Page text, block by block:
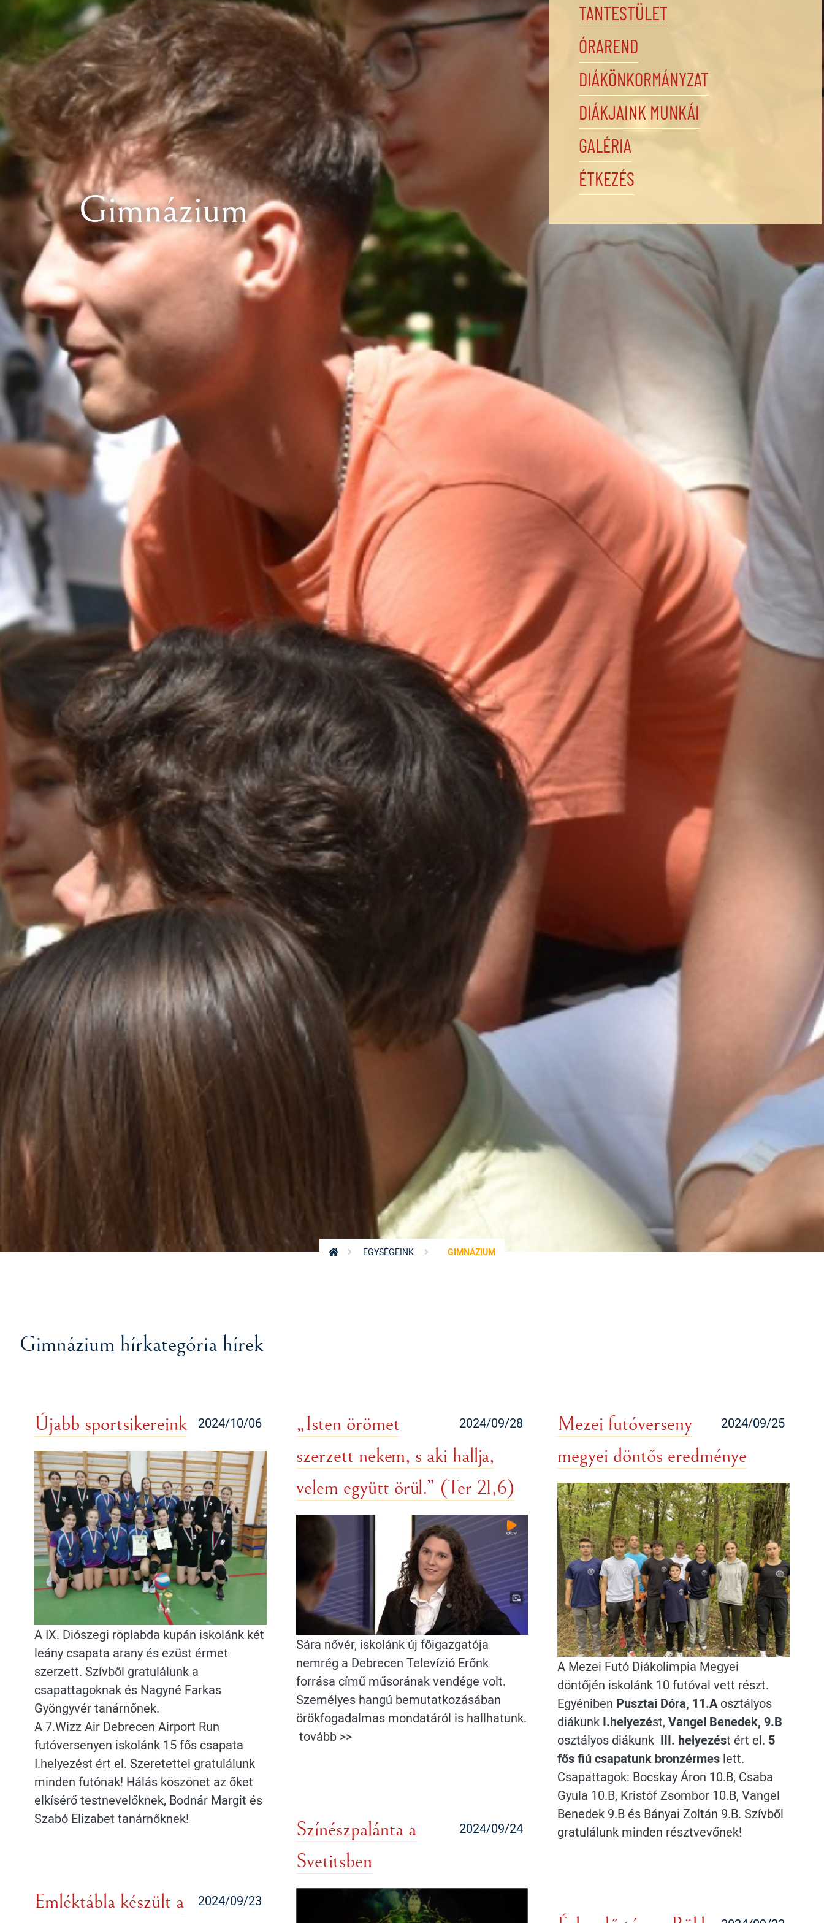
Gimnázium
TANTESTÜLET
ÓRAREND
DIÁKÖNKORMÁNYZAT
DIÁKJAINK MUNKÁI
GALÉRIA
ÉTKEZÉS
EGYSÉGEINK GIMNÁZIUM
Gimnázium hírkategória hírek
2024/10/06
Újabb sportsikereink
A IX. Diószegi röplabda kupán iskolánk két
leány csapata arany és ezüst érmet
szerzett. Szívből gratulálunk a
csapattagoknak és Nagyné Farkas
Gyöngyvér tanárnőnek.
A 7.Wizz Air Debrecen Airport Run
futóversenyen iskolánk 15 fős csapata
I.helyezést ért el. Szeretettel gratulálunk
minden futónak! Hálás köszönet az őket
elkísérő testnevelőknek, Bodnár Margit és
Szabó Elizabet tanárnőknek!
2024/09/28
„Isten örömet
szerzett nekem, s aki hallja,
velem együtt örül.” (Ter 21,6)
Sára nővér, iskolánk új főigazgatója
nemrég a Debrecen Televízió Erőnk
forrása című műsorának vendége volt.
Személyes hangú bemutatkozásában
örökfogadalmas mondatáról is hallhatunk.
tovább >>
2024/09/25
Mezei futóverseny
megyei döntős eredménye
A Mezei Futó Diákolimpia Megyei
döntőjén iskolánk 10 futóval vett részt.
Egyéniben Pusztai Dóra, 11.Aosztályos
diákunk I.helyezést,Vangel Benedek, 9.B
osztályos diákunk III. helyezést ért el. 5
fős fiú csapatunk bronzérmes lett.
Csapattagok: Bocskay Áron 10.B, Csaba
Gyula 10.B, Kristóf Zsombor 10.B, Vangel
Benedek 9.B és Bányai Zoltán 9.B. Szívből
gratulálunk minden résztvevőnek!
2024/09/24
Színészpalánta a
Svetitsben
2024/09/23
Emléktábla készült a